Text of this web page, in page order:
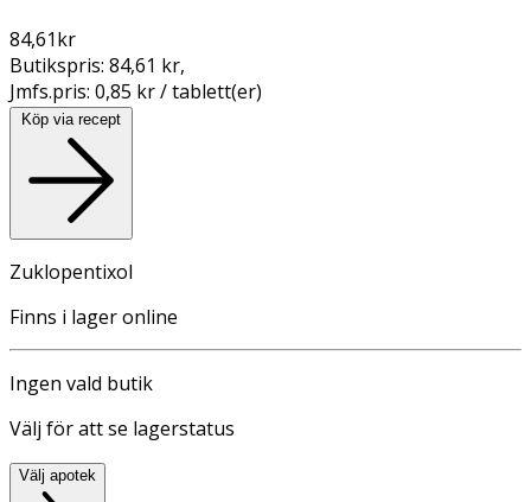
84,61kr
Butikspris: 84,61 kr,
Jmfs.pris: 0,85 kr / tablett(er)
Köp via recept
Zuklopentixol
Finns i lager online
Ingen vald butik
Välj för att se lagerstatus
Välj apotek